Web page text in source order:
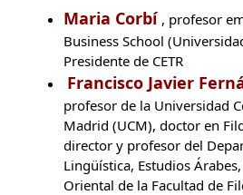
Maria Corbí , profesor
Business School
Presidente de CETR
Francisco Javier
profesor de la Universidad
Madrid (UCM), doctor en
director y profesor del
Lingüística, Estudios
Oriental de la Facultad de